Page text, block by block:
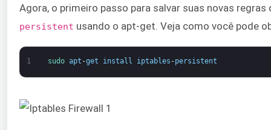
Agora, o primeiro passo para salvar suas novas
persistent ​usando o apt-get. Veja como você pode
1 sudo apt -get install iptables -persistent